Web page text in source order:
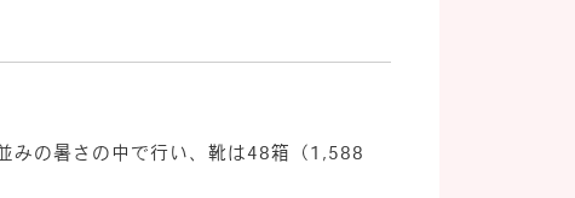
みの暑さの中で行い、靴は48箱（1,588